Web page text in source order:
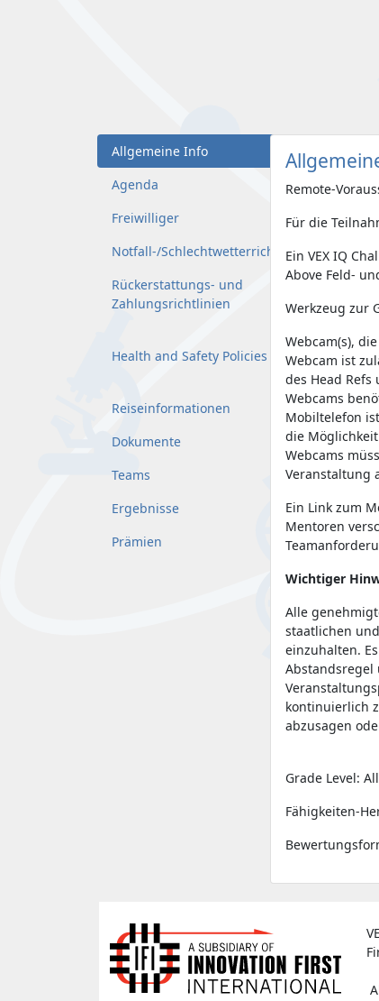
Allgemeine Info
Agenda
Freiwilliger
Notfall-/Schlechtwetterrichtlinie
Rückerstattungs- und
Zahlungsrichtlinien
Health and Safety Policies
Reiseinformationen
Dokumente
Teams
Ergebnisse
Prämien
Remote-
Für die
Ein VEX IQ
Above Feld-
Werkzeug zur
Webcam(s),
Webcam ist
des Head
Webcams
Mobiltelefon
die
Webcams
Veranstaltung
Ein Link zum
Mentoren
Wichtiger
Alle
staatlichen
einzuhalten.
Abstandsregel
kontinuierlich
abzusagen
Grade Level:
Fähigkeiten-